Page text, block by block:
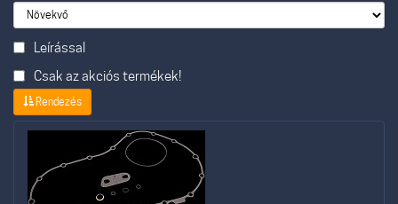
Leírással
Csak az akciós termékek!
Rendezés